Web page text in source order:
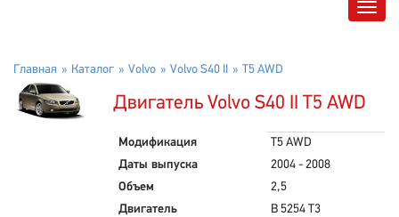
Главная Каталог Volvo Volvo S40 II T5 AWD
Двигатель Volvo S40 II T5 AWD
Модификация
T5 AWD
Даты выпуска
2004 - 2008
Объем
2,5
Двигатель
B 5254 T3